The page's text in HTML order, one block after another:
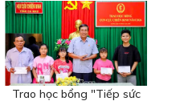
Trao học bổng "Tiếp sức